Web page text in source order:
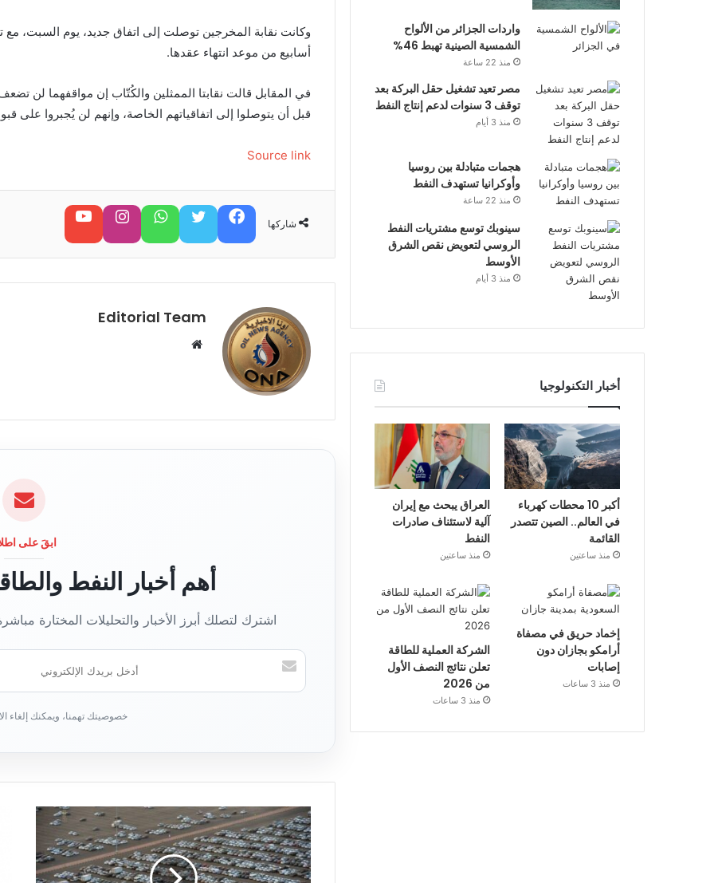
وكانت نقابة المخرجين توصلت إلى اتفاق جديد، يوم السبت، مع
أسابيع من موعد انتهاء عقدها.
في المقابل قالت نقابتا الممثلين والكُتّاب إن مواقفهما لن
قبل أن يتوصلوا إلى اتفاقياتهم الخاصة، وإنهم لن يُجبروا على
Source link
شاركها فيسبوك تويتر واتساب تابعنا على إنستغرام تابعنا على يوتيوب
Editorial Team
ا
ابقَ على
أهم أخبار النفط
اشترك لتصلك أبرز الأخبار والتحليلات المختارة
أ
خ
ا
ل
إ
ل
ك
واردات الجزائر من الألواح
الشمسية الصينية تهبط 46%
منذ 22 ساعة
مصر تعيد تشغيل حقل البركة بعد
توقف 3 سنوات لدعم إنتاج النفط
منذ 3 أيام
هجمات متبادلة بين روسيا
وأوكرانيا تستهدف النفط
منذ 22 ساعة
سينوبك توسع مشتريات النفط
الروسي لتعويض نقص الشرق
الأوسط
منذ 3 أيام
أخبار التكنولوجيا
أكبر 10 محطات كهرباء
في العالم.. الصين تتصدر
القائمة
منذ ساعتين
العراق يبحث مع إيران
آلية لاستئناف صادرات
النفط
منذ ساعتين
إخماد حريق في مصفاة
أرامكو بجازان دون
إصابات
منذ 3 ساعات
الشركة العملية للطاقة
تعلن نتائج النصف الأول
من 2026
منذ 3 ساعات